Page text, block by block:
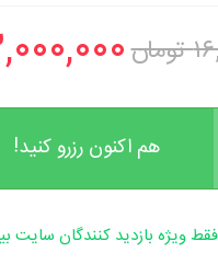
هم اکنون رزرو کنید!
ویژه بازدید کنندگان سایت